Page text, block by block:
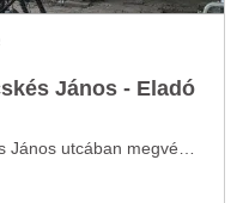
János - Eladó